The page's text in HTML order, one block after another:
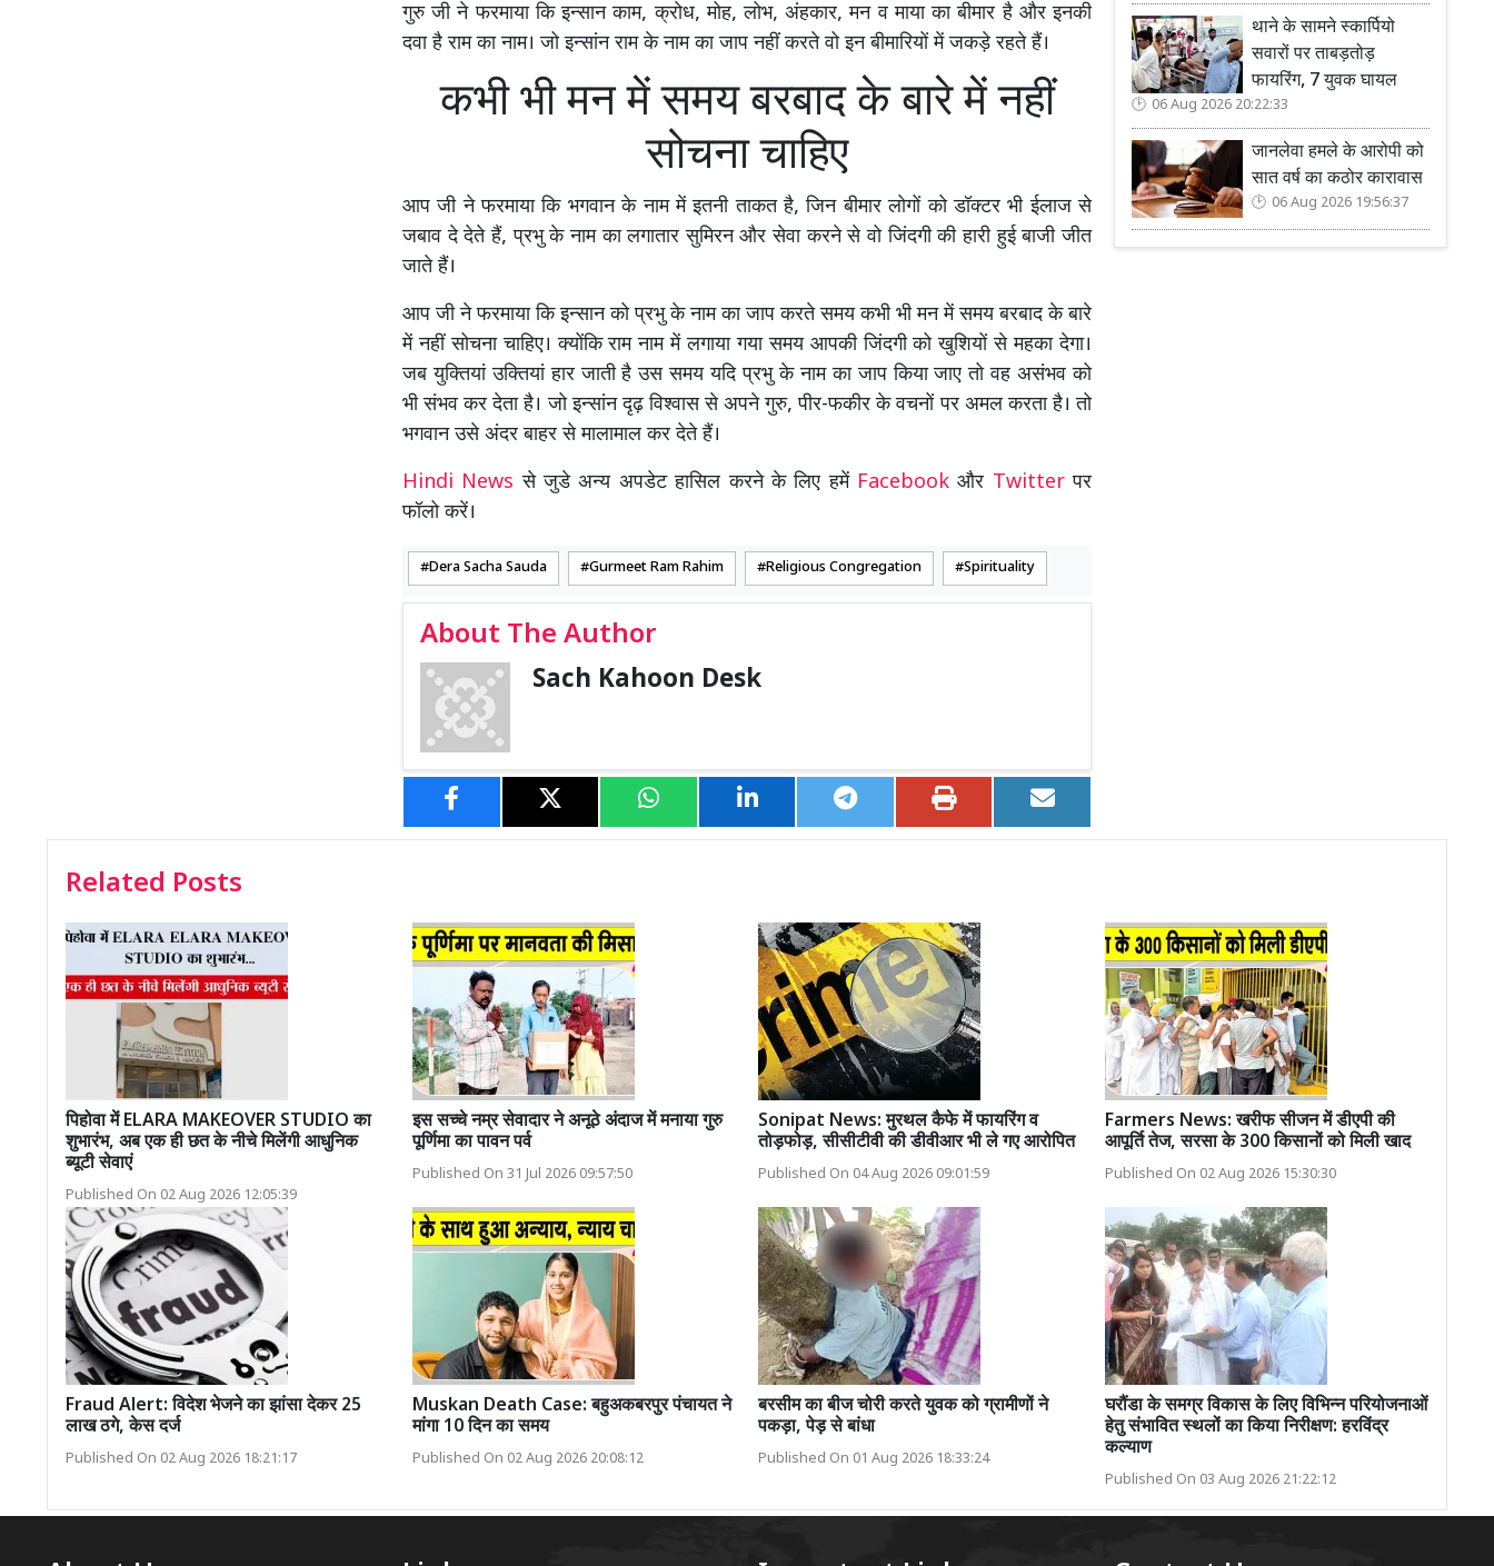
गुरु जी ने फरमाया कि इन्सान काम, क्रोध, मोह, लोभ, अंहकार, मन व माया का बीमार है और इनकी
दवा है राम का नाम। जो इन्सांन राम के नाम का जाप नहीं करते वो इन बीमारियों में जकड़े रहते हैं।
कभी भी मन में समय बरबाद के बारे में नहीं
सोचना चाहिए
आप जी ने फरमाया कि भगवान के नाम में इतनी ताकत है, जिन बीमार लोगों को डॉक्टर भी ईलाज से
जबाव दे देते हैं, प्रभु के नाम का लगातार सुमिरन और सेवा करने से वो जिंदगी की हारी हुई बाजी जीत
जाते हैं।
आप जी ने फरमाया कि इन्सान को प्रभु के नाम का जाप करते समय कभी भी मन में समय बरबाद के बारे
में नहीं सोचना चाहिए। क्योंकि राम नाम में लगाया गया समय आपकी जिंदगी को खुशियों से महका देगा।
जब युक्तियां उक्तियां हार जाती है उस समय यदि प्रभु के नाम का जाप किया जाए तो वह असंभव को
भी संभव कर देता है। जो इन्सांन दृढ़ विश्वास से अपने गुरु, पीर-फकीर के वचनों पर अमल करता है। तो
भगवान उसे अंदर बाहर से मालामाल कर देते हैं।
Hindi Newsसे जुडे अन्य अपडेट हासिल करने के लिए हमें Facebookऔर Twitterपर
फॉलो करें।
Dera Sacha Sauda Gurmeet Ram Rahim Religious Congregation Spirituality
About The Author
Sach Kahoon Desk
थाने के सामने स्कार्पियो
सवारों पर ताबड़तोड़
फायरिंग, 7 युवक घायल
06 Aug 2026 20:22:33
जानलेवा हमले के आरोपी को
सात वर्ष का कठोर कारावास
06 Aug 2026 19:56:37
Related Posts
पिहोवा में ELARA MAKEOVER STUDIO का
शुभारंभ, अब एक ही छत के नीचे मिलेंगी आधुनिक
ब्यूटी सेवाएं
Published On 02 Aug 2026 12:05:39
इस सच्चे नम्र सेवादार ने अनूठे अंदाज में मनाया गुरु
पूर्णिमा का पावन पर्व
Published On 31 Jul 2026 09:57:50
Sonipat News: मुरथल कैफे में फायरिंग व
तोड़फोड़, सीसीटीवी की डीवीआर भी ले गए आरोपित
Published On 04 Aug 2026 09:01:59
Farmers News: खरीफ सीजन में डीएपी की
आपूर्ति तेज, सरसा के 300 किसानों को मिली खाद
Published On 02 Aug 2026 15:30:30
Fraud Alert: विदेश भेजने का झांसा देकर 25
लाख ठगे, केस दर्ज
Published On 02 Aug 2026 18:21:17
Muskan Death Case: बहुअकबरपुर पंचायत ने
मांगा 10 दिन का समय
Published On 02 Aug 2026 20:08:12
बरसीम का बीज चोरी करते युवक को ग्रामीणों ने
पकड़ा, पेड़ से बांधा
Published On 01 Aug 2026 18:33:24
घरौंडा के समग्र विकास के लिए विभिन्न परियोजनाओं
हेतु संभावित स्थलों का किया निरीक्षण: हरविंद्र
कल्याण
Published On 03 Aug 2026 21:22:12